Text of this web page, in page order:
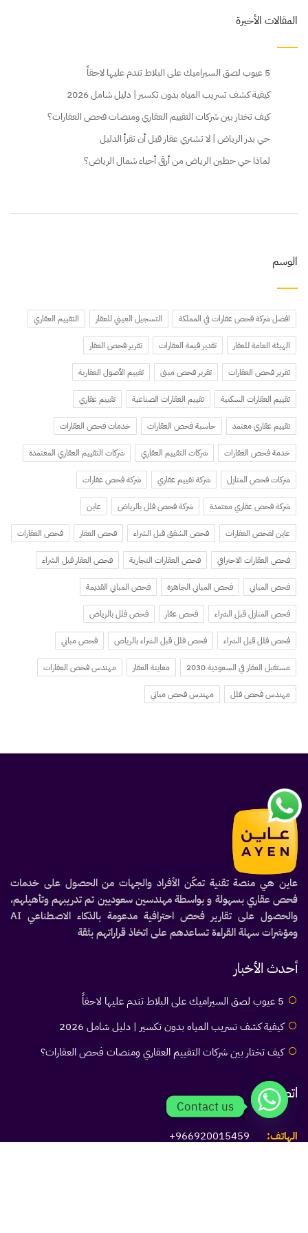
المقالات الأخيرة
5 عيوب لصق السيراميك على البلاط تندم عليها لاحقاً
كيفية كشف تسريب المياه بدون تكسير | دليل شامل 2026
كيف تختار بين شركات التقييم العقاري ومنصات فحص العقارات؟
حي بدر الرياض | لا تشتري عقار قبل أن تقرأ الدليل
لماذا حي حطين الرياض من أرقى أحياء شمال الرياض؟
الوسم
افضل شركة فحص عقارات في المملكة التسجيل العيني للعقار التقييم العقاري
الهيئة العامة للعقار تقدير قيمة العقارات تقرير فحص العقار
تقرير فحص العقارات تقرير فحص مبنى تقييم الأصول العقارية
تقييم العقارات السكنية تقييم العقارات الصناعية تقييم عقاري
تقييم عقاري معتمد حاسبة فحص العقارات خدمات فحص العقارات
خدمة فحص العقارات شركات التقييم العقاري شركات التقييم العقاري المعتمدة
شركات فحص المنازل شركة تقييم عقاري شركة فحص عقارات
شركة فحص عقاري معتمدة شركة فحص فلل بالرياض عاين
عاين لفحص العقارات فحص الشقق قبل الشراء فحص العقار فحص العقارات
فحص العقارات الاحترافي فحص العقارات التجارية فحص العقار قبل الشراء
فحص المباني فحص المباني الجاهزة فحص المباني القديمة
فحص المنازل قبل الشراء فحص عقار فحص فلل بالرياض
فحص فلل قبل الشراء فحص فلل قبل الشراء بالرياض فحص مباني
مستقبل العقار في السعودية 2030 معاينة العقار مهندس فحص العقارات
مهندس فحص فلل مهندس فحص مباني
عاين هي منصة تقنية تمكّن الأفراد والجهات من الحصول على خدمات
فحص عقاري بسهولة و بواسطة مهندسين سعوديين تم تدريبهم وتأهيلهم،
والحصول على تقارير فحص احترافية مدعومة بالذكاء الاصطناعي AI
ومؤشرات سهلة القراءة تساعدهم على اتخاذ قراراتهم بثقة
أحدث الأخبار
5 عيوب لصق السيراميك على البلاط تندم عليها لاحقاً
كيفية كشف تسريب المياه بدون تكسير | دليل شامل 2026
كيف تختار بين شركات التقييم العقاري ومنصات فحص العقارات؟
اتصل بنا
الهاتف:
966920015459+
Contact us